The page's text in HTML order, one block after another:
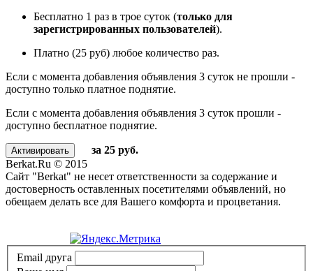
Бесплатно 1 раз в трое суток (только для
зарегистрированных пользователей).
Платно (25 руб) любое количество раз.
Если с момента добавления объявления 3 суток не прошли -
доступно только платное поднятие.
Если с момента добавления объявления 3 суток прошли -
доступно бесплатное поднятие.
за 25 руб.
Berkat.Ru © 2015
Сайт "Berkat" не несет ответственности за содержание и
достоверность оставленных посетителями объявлений, но
обещаем делать все для Вашего комфорта и процветания.
Email друга